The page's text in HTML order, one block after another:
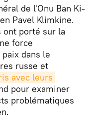
de l'Onu Ban Ki-
Pavel Klimkine.
ont porté sur la
force
dans le
russe et
avec leurs
pour examiner
problématiques